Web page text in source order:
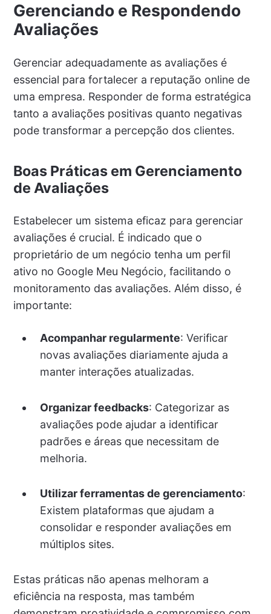
Gerenciando e Respondendo
Avaliações
Gerenciar adequadamente as avaliações é
essencial para fortalecer a reputação online de
uma empresa. Responder de forma estratégica
tanto a avaliações positivas quanto negativas
pode transformar a percepção dos clientes.
Boas Práticas em Gerenciamento
de Avaliações
Estabelecer um sistema eficaz para gerenciar
avaliações é crucial. É indicado que o
proprietário de um negócio tenha um perfil
ativo no Google Meu Negócio, facilitando o
monitoramento das avaliações. Além disso, é
importante:
Acompanhar regularmente: Verificar
novas avaliações diariamente ajuda a
manter interações atualizadas.
Organizar feedbacks: Categorizar as
avaliações pode ajudar a identificar
padrões e áreas que necessitam de
melhoria.
Utilizar ferramentas de gerenciamento:
Existem plataformas que ajudam a
consolidar e responder avaliações em
múltiplos sites.
Estas práticas não apenas melhoram a
eficiência na resposta, mas também